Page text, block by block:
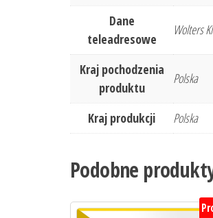
Dane
teleadresowe
Wolters
Kraj pochodzenia
produktu
Polska
Kraj produkcji Polska
Podobne